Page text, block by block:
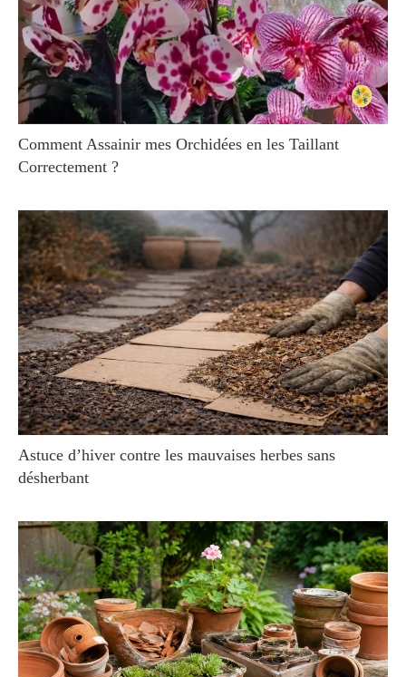
Comment Assainir mes Orchidées en les Taillant
Correctement ?
Astuce d’hiver contre les mauvaises herbes sans
désherbant